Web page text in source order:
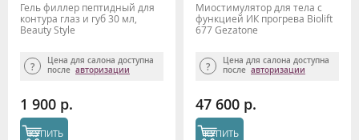
Гель филлер пептидный для
контура глаз и губ 30 мл,
Beauty Style
Цена для салона доступна
после авторизации
1 900 р.
КУПИТЬ
Миостимулятор для тела с
функцией ИК прогрева Biolift
677 Gezatone
Цена для салона доступна
после авторизации
47 600 р.
КУПИТЬ